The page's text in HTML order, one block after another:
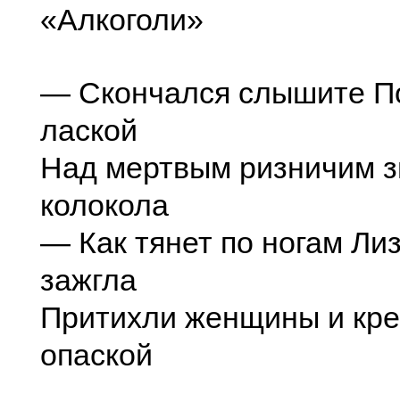
«Алкоголи»
— Скончался слышите
лаской
Над мертвым ризничим
колокола
— Как тянет по ногам
зажгла
Притихли женщины и
опаской